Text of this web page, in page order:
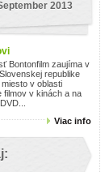
2013
Bontonfilm zaujíma v
republike
v oblasti
filmov v kinách a na
Viac info